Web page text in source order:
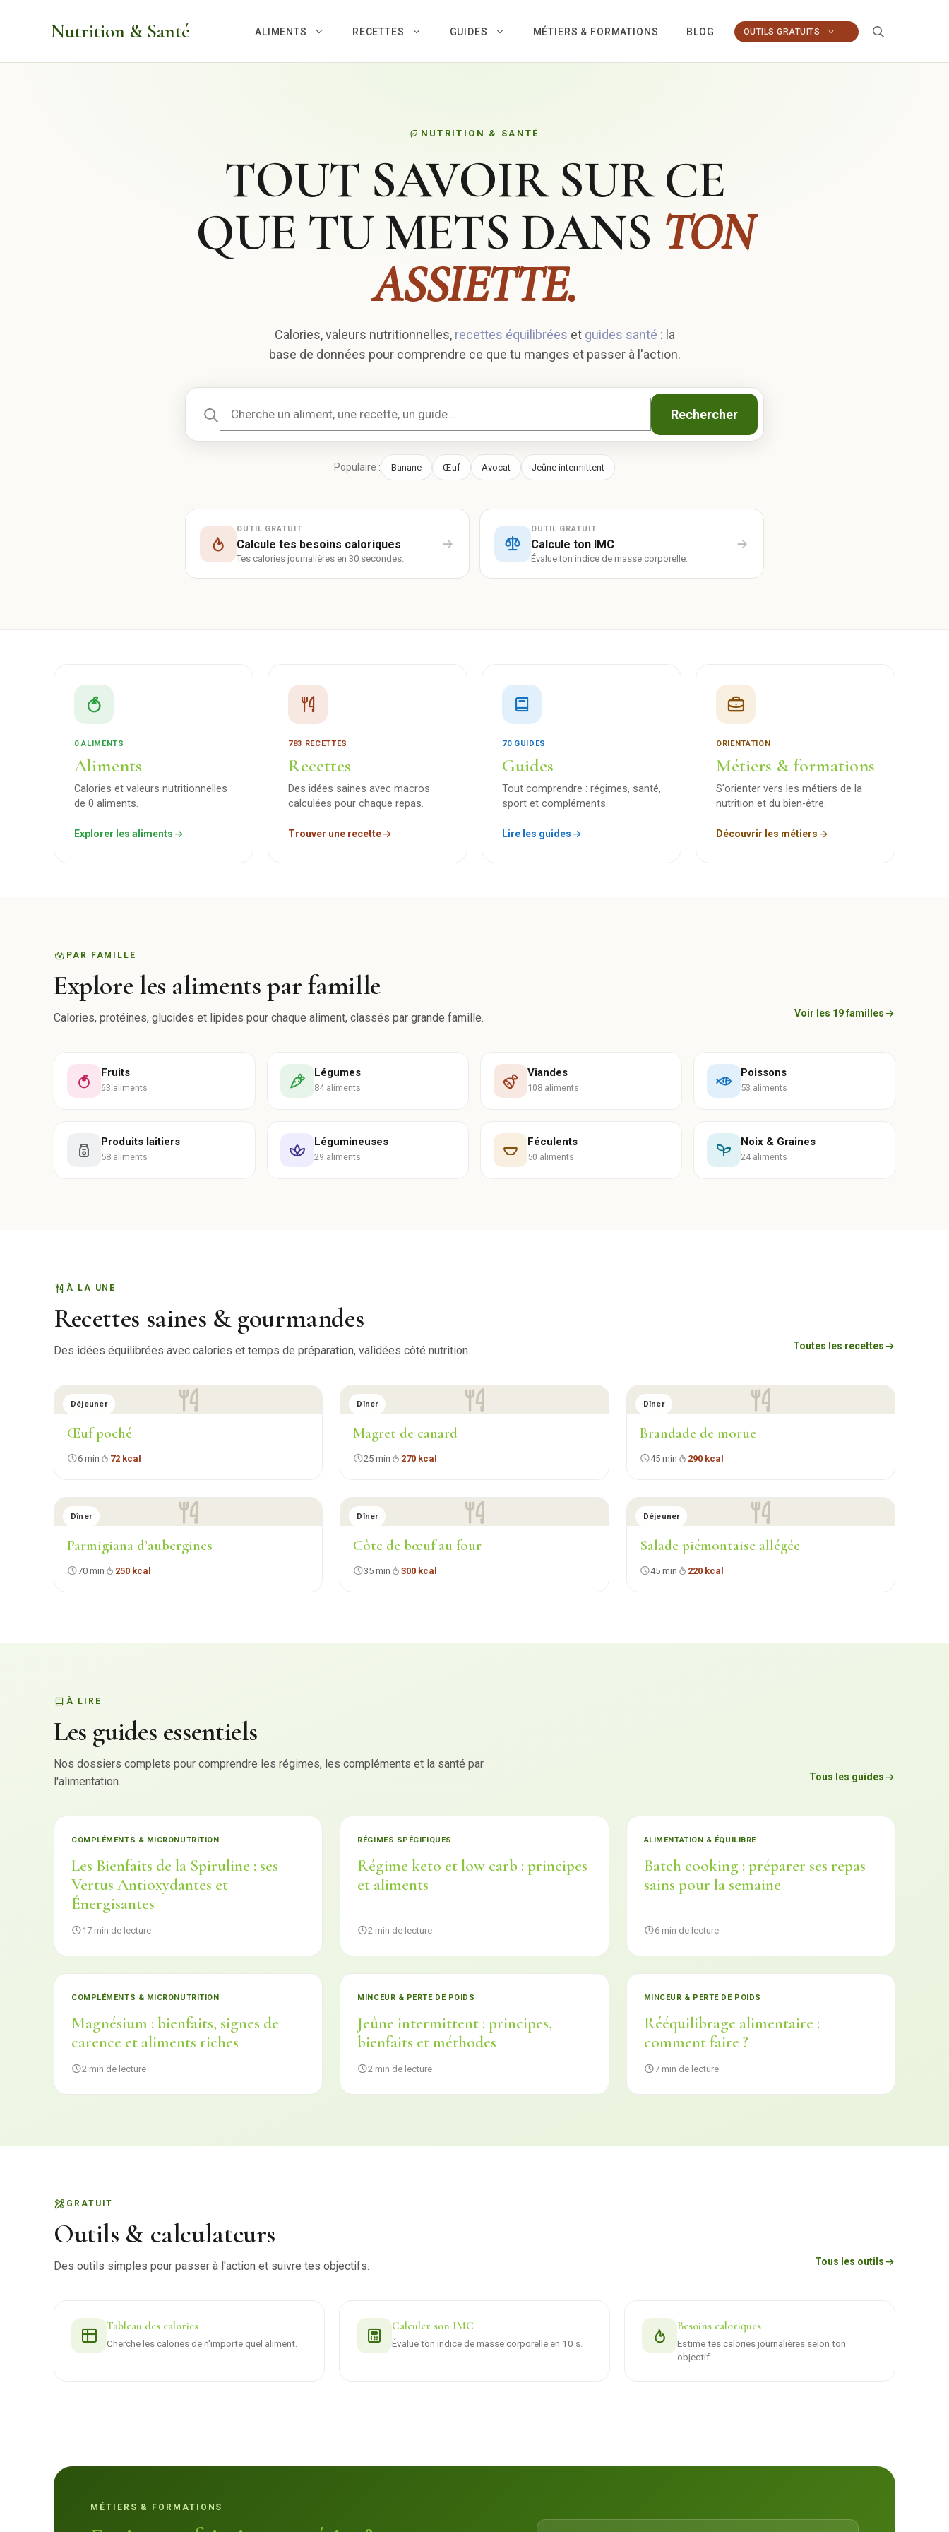
Nutrition & Santé ALIMENTS RECETTES GUIDES MÉTIERS & FORMATIONS BLOG OUTILS GRATUITS
NUTRITION & SANTÉ
TOUT SAVOIR SUR CE
QUE TU METS DANS TON
ASSIETTE.
Calories, valeurs nutritionnelles, recettes équilibrées et guides santé : la
base de données pour comprendre ce que tu manges et passer à l'action.
Rechercher
Populaire : Banane Œuf Avocat Jeûne intermittent
OUTIL GRATUIT
Calcule tes besoins caloriques
Tes calories journalières en 30 secondes.
OUTIL GRATUIT
Calcule ton IMC
Évalue ton indice de masse corporelle.
0 ALIMENTS
Aliments
Calories et valeurs nutritionnelles
de 0 aliments.
Explorer les aliments
783 RECETTES
Recettes
Des idées saines avec macros
calculées pour chaque repas.
Trouver une recette
70 GUIDES
Guides
Tout comprendre : régimes, santé,
sport et compléments.
Lire les guides
ORIENTATION
Métiers & formations
S'orienter vers les métiers de la
nutrition et du bien-être.
Découvrir les métiers
PAR FAMILLE
Explore les aliments par famille
Calories, protéines, glucides et lipides pour chaque aliment, classés par grande famille. Voir les 19 familles
Fruits
63 aliments
Légumes
84 aliments
Viandes
108 aliments
Poissons
53 aliments
Produits laitiers
58 aliments
Légumineuses
29 aliments
Féculents
50 aliments
Noix & Graines
24 aliments
À LA UNE
Recettes saines & gourmandes
Des idées équilibrées avec calories et temps de préparation, validées côté nutrition. Toutes les recettes
Déjeuner
Œuf poché
6 min 72 kcal
Dîner
Magret de canard
25 min 270 kcal
Dîner
Brandade de morue
45 min 290 kcal
Dîner
Parmigiana d’aubergines
70 min 250 kcal
Dîner
Côte de bœuf au four
35 min 300 kcal
Déjeuner
Salade piémontaise allégée
45 min 220 kcal
À LIRE
Les guides essentiels
Nos dossiers complets pour comprendre les régimes, les compléments et la santé par
l'alimentation.
Tous les guides
COMPLÉMENTS & MICRONUTRITION
Les Bienfaits de la Spiruline : ses
Vertus Antioxydantes et
Énergisantes
17 min de lecture
RÉGIMES SPÉCIFIQUES
Régime keto et low carb : principes
et aliments
2 min de lecture
ALIMENTATION & ÉQUILIBRE
Batch cooking : préparer ses repas
sains pour la semaine
6 min de lecture
COMPLÉMENTS & MICRONUTRITION
Magnésium : bienfaits, signes de
carence et aliments riches
2 min de lecture
MINCEUR & PERTE DE POIDS
Jeûne intermittent : principes,
bienfaits et méthodes
2 min de lecture
MINCEUR & PERTE DE POIDS
Rééquilibrage alimentaire :
comment faire ?
7 min de lecture
GRATUIT
Outils & calculateurs
Des outils simples pour passer à l'action et suivre tes objectifs. Tous les outils
Tableau des calories
Cherche les calories de n'importe quel aliment.
Calculer son IMC
Évalue ton indice de masse corporelle en 10 s.
Besoins caloriques
Estime tes calories journalières selon ton
objectif.
MÉTIERS & FORMATIONS